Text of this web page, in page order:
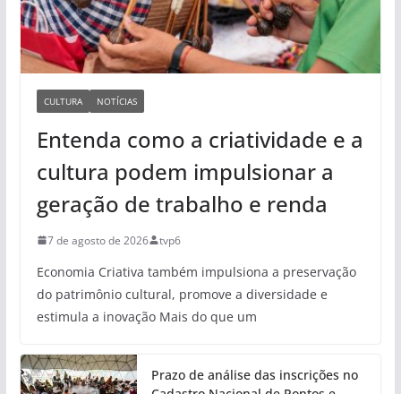
CULTURA NOTÍCIAS
Entenda como a criatividade e a
cultura podem impulsionar a
geração de trabalho e renda
7 de agosto de 2026 tvp6
Economia Criativa também impulsiona a preservação
do patrimônio cultural, promove a diversidade e
estimula a inovação Mais do que um
Prazo de análise das inscrições no